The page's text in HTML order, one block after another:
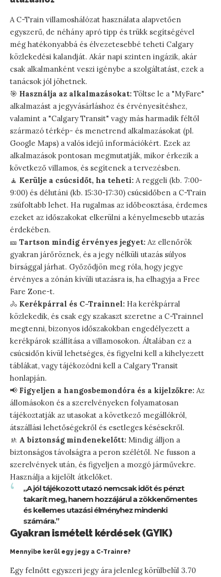
A C-Train villamoshálózat használata alapvetően
egyszerű, de néhány apró tipp és trükk segítségével
még hatékonyabbá és élvezetesebbé teheti Calgary
közlekedési kalandját. Akár napi szinten ingázik, akár
csak alkalmanként veszi igénybe a szolgáltatást, ezek a
tanácsok jól jöhetnek.
🎯 Használja az alkalmazásokat: Töltse le a "MyFare"
alkalmazást a jegyvásárláshoz és érvényesítéshez,
valamint a "Calgary Transit" vagy más harmadik féltől
származó térkép- és menetrend alkalmazásokat (pl.
Google Maps) a valós idejű információkért. Ezek az
alkalmazások pontosan megmutatják, mikor érkezik a
következő villamos, és segítenek a tervezésben.
🧘 Kerülje a csúcsidőt, ha teheti: A reggeli (kb. 7:00-
9:00) és délutáni (kb. 15:30-17:30) csúcsidőben a C-Train
zsúfoltabb lehet. Ha rugalmas az időbeosztása, érdemes
ezeket az időszakokat elkerülni a kényelmesebb utazás
érdekében.
🎫 Tartson mindig érvényes jegyet: Az ellenőrök
gyakran járőröznek, és a jegy nélküli utazás súlyos
bírsággal járhat. Győződjön meg róla, hogy jegye
érvényes a zónán kívüli utazásra is, ha elhagyja a Free
Fare Zone-t.
🚴 Kerékpárral és C-Trainnel: Ha kerékpárral
közlekedik, és csak egy szakaszt szeretne a C-Trainnel
megtenni, bizonyos időszakokban engedélyezett a
kerékpárok szállítása a villamosokon. Általában ez a
csúcsidőn kívül lehetséges, és figyelni kell a kihelyezett
táblákat, vagy tájékozódni kell a Calgary Transit
honlapján.
📢 Figyeljen a hangosbemondóra és a kijelzőkre: Az
állomásokon és a szerelvényeken folyamatosan
tájékoztatják az utasokat a következő megállókról,
átszállási lehetőségekről és esetleges késésekről.
🚸 A biztonság mindenekelőtt: Mindig álljon a
biztonságos távolságra a peron szélétől. Ne fusson a
szerelvények után, és figyeljen a mozgó járművekre.
Használja a kijelölt átkelőket.
„A jól tájékozott utazó nemcsak időt és pénzt
takarít meg, hanem hozzájárul a zökkenőmentes
és kellemes utazási élményhez mindenki
számára.”
Gyakran ismételt kérdések (GYIK)
Mennyibe kerül egy jegy a C-Trainre?
Egy felnőtt egyszeri jegy ára jelenleg körülbelül 3.70